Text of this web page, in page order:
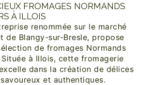
FROMAGES NORMANDS
À ILLOIS
renommée sur le marché
de Blangy-sur-Bresle, propose
de fromages Normands
à Illois, cette fromagerie
dans la création de délices
et authentiques.